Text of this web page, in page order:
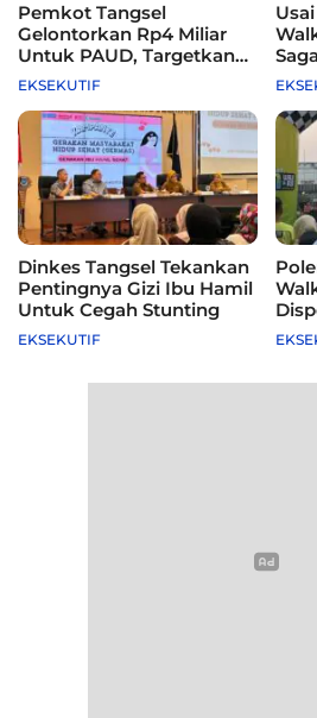
Pemkot Tangsel
Gelontorkan Rp4 Miliar
Untuk PAUD, Targetkan
115 Sekolah
EKSEKUTIF
Dinkes Tangsel Tekankan
Pentingnya Gizi Ibu Hamil
Untuk Cegah Stunting
EKSEKUTIF